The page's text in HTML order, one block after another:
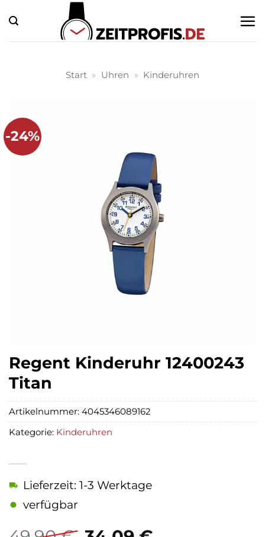
Inhalt
springen
Start » Uhren » Kinderuhren
-24%
Regent Kinderuhr 12400243
Titan
Lieferzeit: 1-3 Werktage
verfügbar
Artikelnummer: 4045346089162
Kategorie: Kinderuhren